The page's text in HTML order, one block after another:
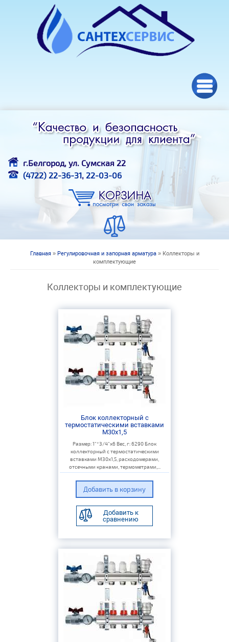
Перейти к основному содержанию
г.Белгород, ул. Сумская 22
(4722) 22-36-31, 22-03-06
Вы здесь
Главная» Регулировочная и запорная арматура» Коллекторы и
комплектующие
Коллекторы и комплектующие
Блок коллекторный с
термостатическими вставками
M30x1,5
Размер: 1"*3/4"х6 Вес, г: 6290 Блок
коллекторный с термостатическими
вставками M30x1,5, расходомерами,
отсечными кранами, термометрами,...
Добавить к
сравнению